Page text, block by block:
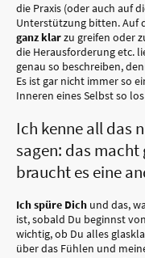
die Praxis (oder auch auf
Unterstützung bitten. Auf
ganz klarzu greifen oder
die Herausforderung etc.
genau so beschreiben,
Es ist gar nicht immer so
Inneren eines Selbst so
Ich kenne all das
sagen: das
braucht es eine
Ich spüre Dich und das,
ist, sobald Du beginnst
wichtig, ob Du alles
über das Fühlen und